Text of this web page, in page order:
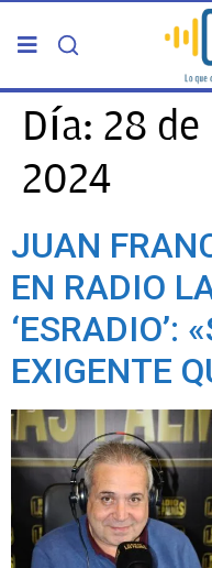
PORTADA
TELDE
GRAN CANARIA
CANARIAS
5ª COLUMNA
CARTAS DEL DIRECTOR
ENTREVISTAS
OPINIÓN
Día: 28
2024
JUAN
EN RADIO
‘ESRADIO’:
EXIGENTE